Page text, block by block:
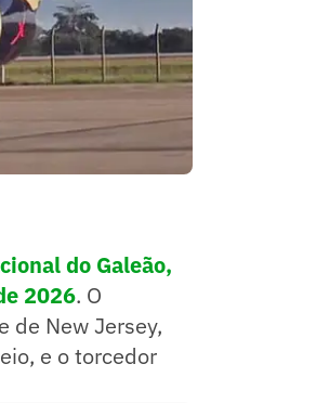
do Galeão,
2026. O
de New Jersey,
e o torcedor